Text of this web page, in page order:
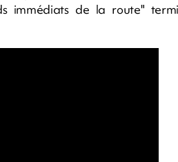
de la route"